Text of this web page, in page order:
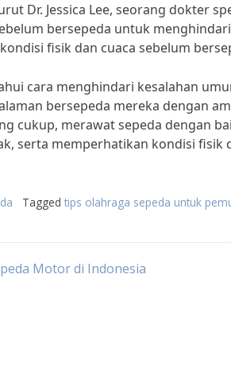
Dr. Jessica Lee, seorang dokter
bersepeda untuk
fisik dan cuaca sebelum
cara menghindari kesalahan
bersepeda mereka dengan
cukup, merawat sepeda dengan
serta memperhatikan kondisi fisik
Tagged tips olahraga sepeda untuk
Motor di Indonesia